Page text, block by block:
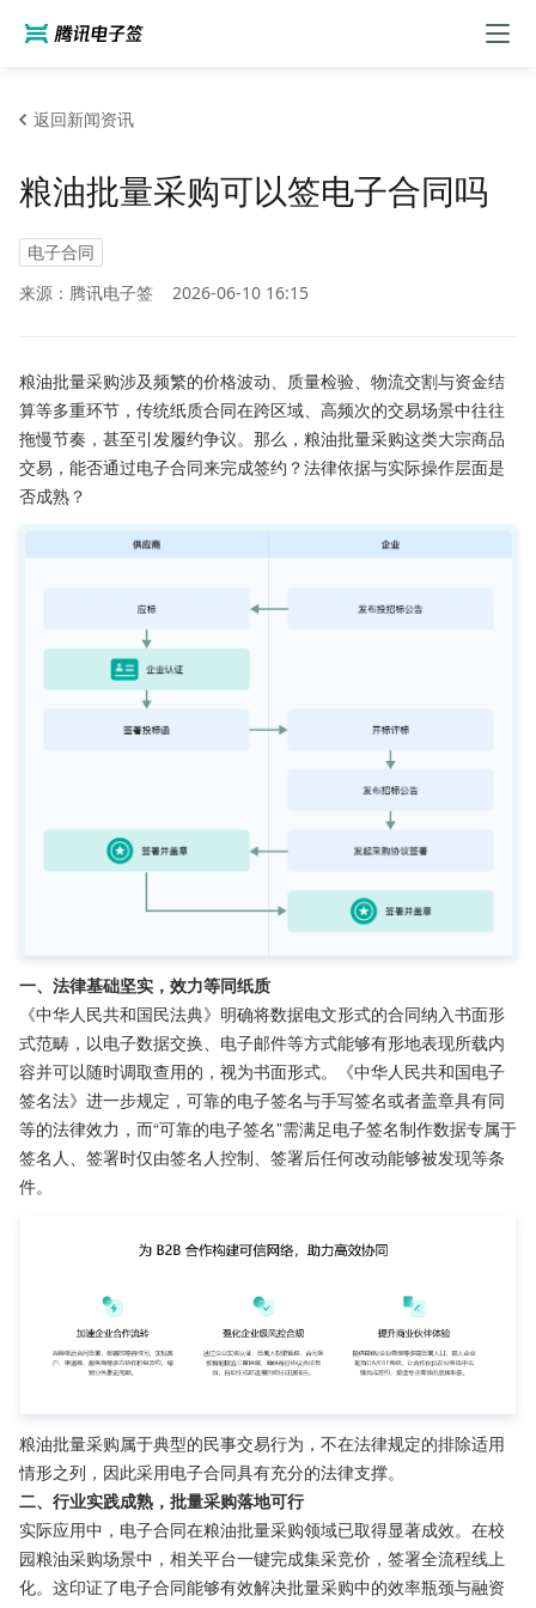
返回新闻资讯
粮油批量采购可以签电子合同吗
电子合同
来源：腾讯电子签
2026-06-10 16:15
粮油批量采购涉及频繁的价格波动、质量检验、物流交割与资金结
算等多重环节，传统纸质合同在跨区域、高频次的交易场景中往往
拖慢节奏，甚至引发履约争议。那么，粮油批量采购这类大宗商品
交易，能否通过电子合同来完成签约？法律依据与实际操作层面是
否成熟？
一、法律基础坚实，效力等同纸质
《中华人民共和国民法典》明确将数据电文形式的合同纳入书面形
式范畴，以电子数据交换、电子邮件等方式能够有形地表现所载内
容并可以随时调取查用的，视为书面形式。《中华人民共和国电子
签名法》进一步规定，可靠的电子签名与手写签名或者盖章具有同
等的法律效力，而“可靠的电子签名”需满足电子签名制作数据专属于
签名人、签署时仅由签名人控制、签署后任何改动能够被发现等条
件。
粮油批量采购属于典型的民事交易行为，不在法律规定的排除适用
情形之列，因此采用电子合同具有充分的法律支撑。
二、行业实践成熟，批量采购落地可行
实际应用中，电子合同在粮油批量采购领域已取得显著成效。在校
园粮油采购场景中，相关平台一键完成集采竞价，签署全流程线上
化。这印证了电子合同能够有效解决批量采购中的效率瓶颈与融资